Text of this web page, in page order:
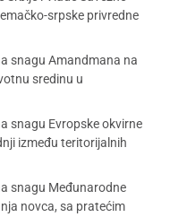
srpske privredne
snagu Amandmana na
sredinu u
snagu Evropske okvirne
između teritorijalnih
snagu Međunarodne
novca, sa pratećim